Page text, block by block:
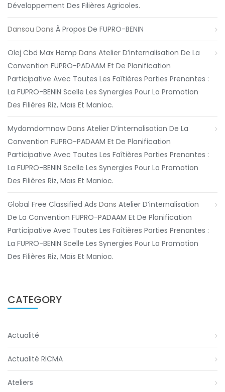
Développement Des Filières Agricoles.
Dansou Dans À Propos De FUPRO-BENIN
Olej Cbd Max Hemp Dans Atelier D’internalisation De La
Convention FUPRO-PADAAM Et De Planification
Participative Avec Toutes Les Faîtières Parties Prenantes :
La FUPRO-BENIN Scelle Les Synergies Pour La Promotion
Des Filières Riz, Maïs Et Manioc.
Mydomdomnow Dans Atelier D’internalisation De La
Convention FUPRO-PADAAM Et De Planification
Participative Avec Toutes Les Faîtières Parties Prenantes :
La FUPRO-BENIN Scelle Les Synergies Pour La Promotion
Des Filières Riz, Maïs Et Manioc.
Global Free Classified Ads Dans Atelier D’internalisation
De La Convention FUPRO-PADAAM Et De Planification
Participative Avec Toutes Les Faîtières Parties Prenantes :
La FUPRO-BENIN Scelle Les Synergies Pour La Promotion
Des Filières Riz, Maïs Et Manioc.
CATEGORY
Actualité
Actualité RICMA
Ateliers